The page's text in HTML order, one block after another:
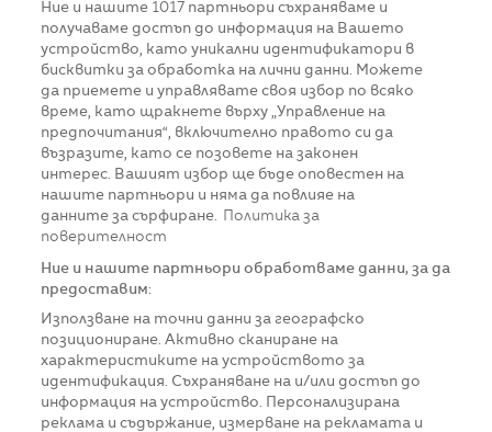
Ние и нашите 1017 партньори съхраняваме и
получаваме достъп до информация на Вашето
устройство, като уникални идентификатори в
бисквитки за обработка на лични данни. Можете
да приемете и управлявате своя избор по всяко
време, като щракнете върху „Управление на
предпочитания“, включително правото си да
възразите, като се позовете на законен
интерес. Вашият избор ще бъде оповестен на
нашите партньори и няма да повлияе на
данните за сърфиране.
Политика за
поверителност
Ние и нашите партньори обработваме данни, за да
предоставим:
Използване на точни данни за географско
позициониране. Активно сканиране на
характеристиките на устройството за
идентификация. Съхраняване на и/или достъп до
информация на устройство. Персонализирана
реклама и съдържание, измерване на рекламата и